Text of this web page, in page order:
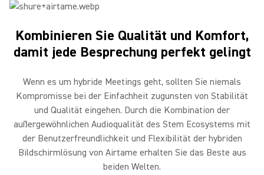
Kombinieren Sie Qualität und Komfort,
damit jede Besprechung perfekt gelingt
Wenn es um hybride Meetings geht, sollten Sie niemals
Kompromisse bei der Einfachheit zugunsten von Stabilität
und Qualität eingehen. Durch die Kombination der
außergewöhnlichen Audioqualität des Stem Ecosystems mit
der Benutzerfreundlichkeit und Flexibilität der hybriden
Bildschirmlösung von Airtame erhalten Sie das Beste aus
beiden Welten.